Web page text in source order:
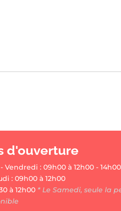
d'ouverture
Vendredi : 09h00 à 12h00 -
: 09h00 à 12h00
à 12h00* Le Samedi, seule la